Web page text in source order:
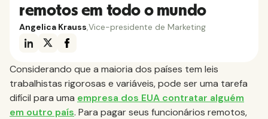
remotos em todo o mundo
Angelica Krauss Vice-presidente de Marketing
Considerando que a maioria dos países tem leis
trabalhistas rigorosas e variáveis, pode ser uma tarefa
difícil para uma empresa dos EUA contratar alguém
em outro país. Para pagar seus funcionários remotos,